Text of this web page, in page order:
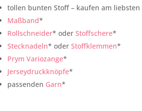
tollen bunten Stoff – kaufen am
Maßband*
Rollschneider* oderStoffschere*
Stecknadeln* oderStoffklemmen*
Prym Variozange*
Jerseydruckknöpfe*
passenden Garn*